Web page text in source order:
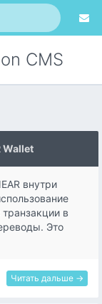
CMS
Wallet
внутри
в
Это
Читать дальше →